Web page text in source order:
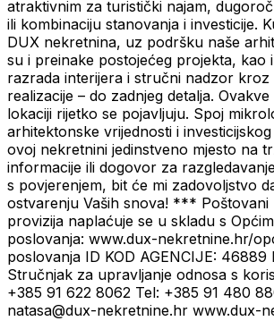
atraktivnim za turistički najam,
ili kombinaciju stanovanja i investicije.
DUX nekretnina, uz podršku naše
su i preinake postojećeg projekta, kao
razrada interijera i stručni nadzor kroz
realizacije – do zadnjeg detalja.
lokaciji rijetko se pojavljuju. Spoj
arhitektonske vrijednosti i
ovoj nekretnini jedinstveno mjesto na
informacije ili dogovor za
s povjerenjem, bit će mi zadovoljstvo
ostvarenju Vaših snova! *** Poštovani
provizija naplaćuje se u skladu s
poslovanja: www.dux-nekretnine.hr/
poslovanja ID KOD AGENCIJE:
Stručnjak za upravljanje odnosa s
+385 91 622 8062 Tel: +385 91 480
natasa@dux-nekretnine.hr www.dux-